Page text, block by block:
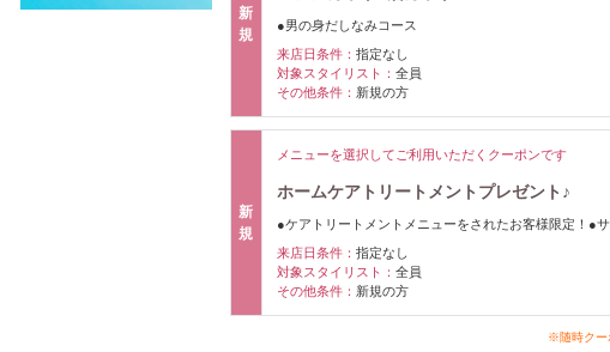
新
規
●男の身だしなみコース
来店日条件： 指定なし
対象スタイリスト： 全員
その他条件： 新規の方
新
規
メニューを選択してご利用いただくクーポンです
ホームケアトリートメントプレゼント♪
●ケアトリートメントメニューをされたお客様限定！●
来店日条件： 指定なし
対象スタイリスト： 全員
その他条件： 新規の方
※随時クー